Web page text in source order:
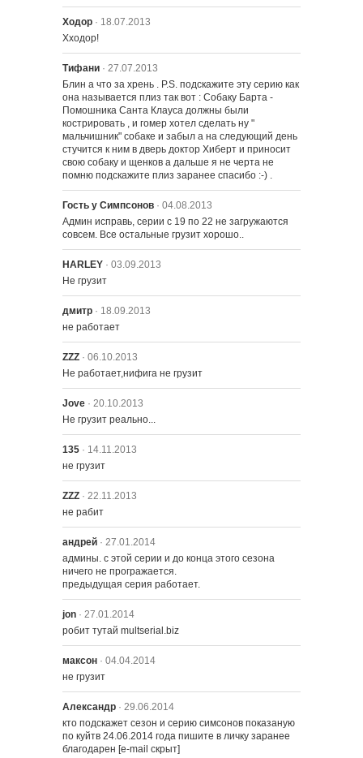
Ходор · 18.07.2013
Хходор!
Тифани · 27.07.2013
Блин а что за хрень . P.S. подскажите эту серию как
она называется плиз так вот : Собаку Барта -
Помошника Санта Клауса должны были
кострировать , и гомер хотел сделать ну "
мальчишник" собаке и забыл а на следующий день
стучится к ним в дверь доктор Хиберт и приносит
свою собаку и щенков а дальше я не черта не
помню подскажите плиз заранее спасибо :-) .
Гость у Симпсонов · 04.08.2013
Админ исправь, серии с 19 по 22 не загружаются
совсем. Все остальные грузит хорошо..
HARLEY · 03.09.2013
Не грузит
дмитр · 18.09.2013
не работает
ZZZ · 06.10.2013
Не работает,нифига не грузит
Jove · 20.10.2013
Не грузит реально...
135 · 14.11.2013
не грузит
ZZZ · 22.11.2013
не рабит
андрей · 27.01.2014
админы. с этой серии и до конца этого сезона
ничего не програжается.
предыдущая серия работает.
jon · 27.01.2014
робит тутай multserial.biz
максон · 04.04.2014
не грузит
Александр · 29.06.2014
кто подскажет сезон и серию симсонов показаную
по куйтв 24.06.2014 года пишите в личку заранее
благодарен [e-mail скрыт]